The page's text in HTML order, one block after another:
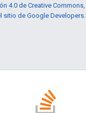
4.0 de Creative Commons
sitio de Google Developers